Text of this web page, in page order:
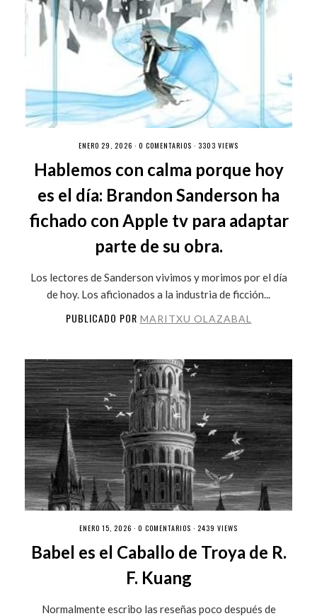
ENERO 29, 2026 · 0 COMENTARIOS · 3303 VIEWS
Hablemos con calma porque hoy
es el día: Brandon Sanderson ha
fichado con Apple tv para adaptar
parte de su obra.
Los lectores de Sanderson vivimos y morimos por el día
de hoy. Los aficionados a la industria de ficción...
PUBLICADO POR MARITXU OLAZABAL
ENERO 15, 2026 · 0 COMENTARIOS · 2439 VIEWS
Babel es el Caballo de Troya de R.
F. Kuang
Normalmente escribo las reseñas poco después de